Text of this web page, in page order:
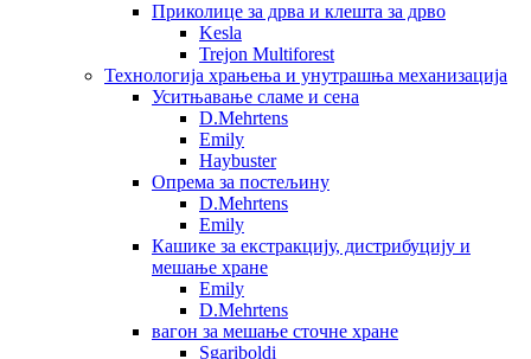
Приколице за дрва и клешта за дрво
Kesla
Trejon Multiforest
Технологија храњења и унутрашња механизација
Уситњавање сламе и сена
D.Mehrtens
Emily
Haybuster
Опрема за постељину
D.Mehrtens
Emily
Кашике за екстракцију, дистрибуцију и
мешање хране
Emily
D.Mehrtens
вагон за мешање сточне хране
Sgariboldi